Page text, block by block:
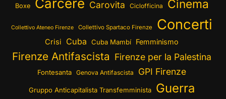
Boxe Carcere Carovita Ciclofficina Cinema
Collettivo Ateneo Firenze Collettivo Spartaco Firenze Concerti
Crisi Cuba Cuba Mambí Femminismo
Firenze Antifascista Firenze per la Palestina
Fontesanta Genova Antifascista GPI Firenze
Gruppo Anticapitalista Transfemminista Guerra